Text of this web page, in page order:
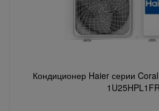
Кондиционер Haier серии